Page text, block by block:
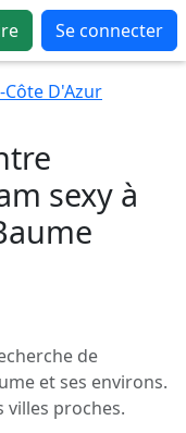
Se connecter
Côte D'Azur
sexy à
de
et ses environs.
villes proches.